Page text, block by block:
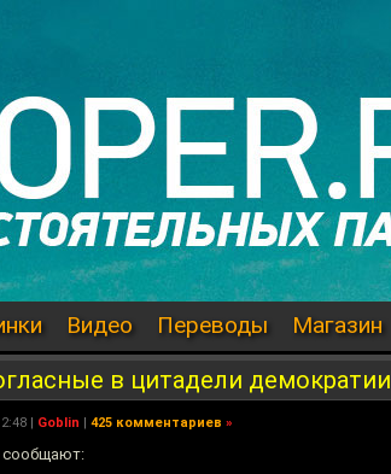
Видео Переводы Магазин
в цитадели демократии
| Goblin | 425 комментариев »
сообщают: